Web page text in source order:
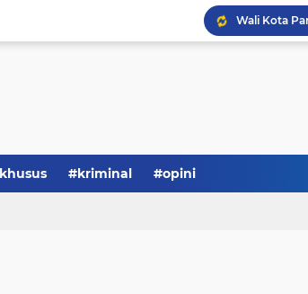
#kriminal #opini